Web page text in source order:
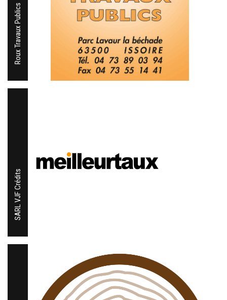
Roux Travaux Publics
SARL VJF Crédits